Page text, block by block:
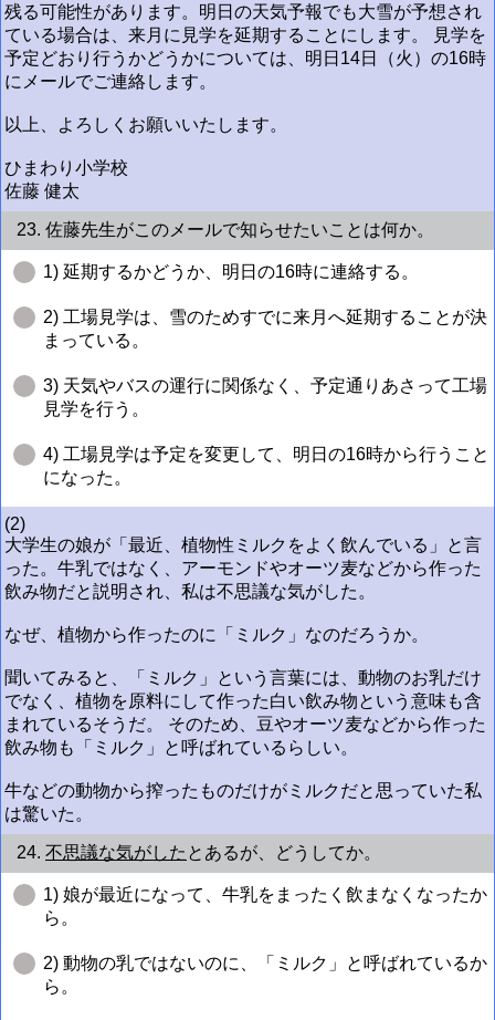
残る可能性があります。明日の天気予報でも大雪が予想され
ている場合は、来月に見学を延期することにします。 見学を
予定どおり行うかどうかについては、明日14日（火）の16時
にメールでご連絡します。
以上、よろしくお願いいたします。
ひまわり小学校
佐藤 健太
23. 佐藤先生がこのメールで知らせたいことは何か。
1) 延期するかどうか、明日の16時に連絡する。
2) 工場見学は、雪のためすでに来月へ延期することが決
まっている。
3) 天気やバスの運行に関係なく、予定通りあさって工場
見学を行う。
4) 工場見学は予定を変更して、明日の16時から行うこと
になった。
(2)
大学生の娘が「最近、植物性ミルクをよく飲んでいる」と言
った。牛乳ではなく、アーモンドやオーツ麦などから作った
飲み物だと説明され、私は不思議な気がした。
なぜ、植物から作ったのに「ミルク」なのだろうか。
聞いてみると、「ミルク」という言葉には、動物のお乳だけ
でなく、植物を原料にして作った白い飲み物という意味も含
まれているそうだ。 そのため、豆やオーツ麦などから作った
飲み物も「ミルク」と呼ばれているらしい。
牛などの動物から搾ったものだけがミルクだと思っていた私
は驚いた。
24. 不思議な気がした とあるが、どうしてか。
1) 娘が最近になって、牛乳をまったく飲まなくなったか
ら。
2) 動物の乳ではないのに、「ミルク」と呼ばれているか
ら。